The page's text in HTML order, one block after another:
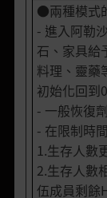
●兩種模式
- 進入阿勒
石、家具給
料理、靈藥
初始化回到
- 一般恢復
- 在限制時
1.生存人數
2.生存人數
伍成員剩餘